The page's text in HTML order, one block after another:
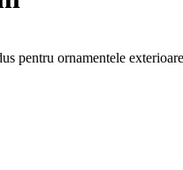
pentru ornamentele